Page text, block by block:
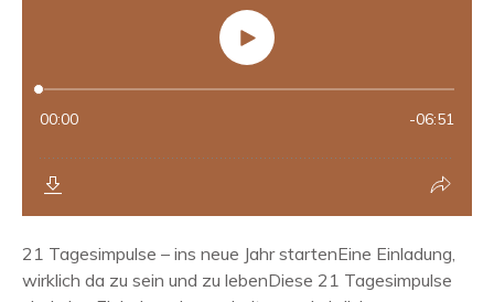
21 Tagesimpulse – ins neue Jahr startenEine Einladung,
wirklich da zu sein und zu lebenDiese 21 Tagesimpulse